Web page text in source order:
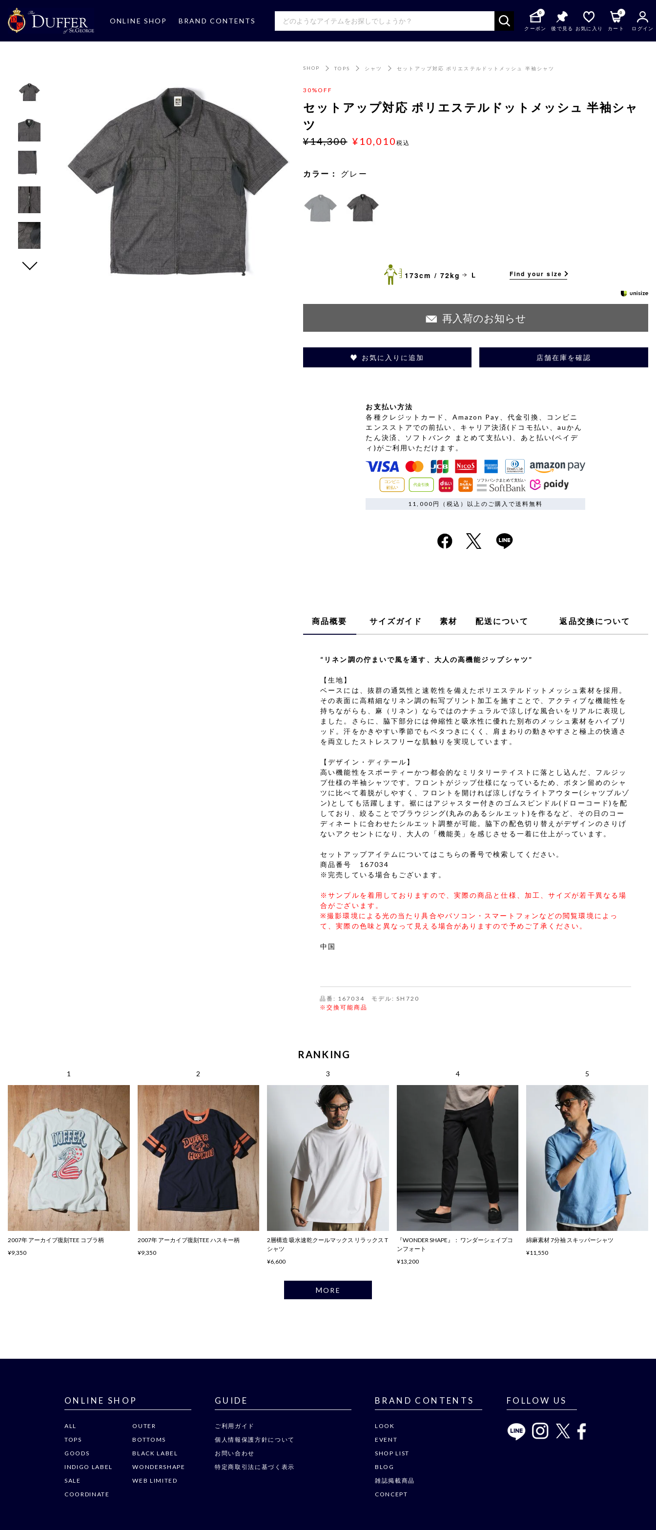
ONLINE SHOP BRAND CONTENTS
0
クーポン 後で見る お気に入り
0
カート ログイン
SHOP TOPS シャツ セットアップ対応 ポリエステルドットメッシュ 半袖シャツ
30%OFF
セットアップ対応 ポリエステルドットメッシュ 半袖シャ
ツ
¥14,300 ¥10,010税込
カラー： グレー
173cm / 72kg L Find your size
再入荷のお知らせ
お気に入りに追加 店舗在庫を確認
お支払い方法
各種クレジットカード、Amazon Pay、代金引換、コンビニ
エンスストアでの前払い、キャリア決済(ドコモ払い、auかん
たん決済、ソフトバンク まとめて支払い)、あと払い(ペイデ
ィ)がご利用いただけます。
11,000円（税込）以上のご購入で送料無料
商品概要 サイズガイド 素材 配送について 返品交換について
“リネン調の佇まいで風を通す、大人の高機能ジップシャツ”
【生地】
ベースには、抜群の通気性と速乾性を備えたポリエステルドットメッシュ素材を採用。
その表面に高精細なリネン調の転写プリント加工を施すことで、アクティブな機能性を
持ちながらも、麻（リネン）ならではのナチュラルで涼しげな風合いをリアルに表現し
ました。さらに、脇下部分には伸縮性と吸水性に優れた別布のメッシュ素材をハイブリ
ッド。汗をかきやすい季節でもベタつきにくく、肩まわりの動きやすさと極上の快適さ
を両立したストレスフリーな肌触りを実現しています。
【デザイン・ディテール】
高い機能性をスポーティーかつ都会的なミリタリーテイストに落とし込んだ、フルジッ
プ仕様の半袖シャツです。フロントがジップ仕様になっているため、ボタン留めのシャ
ツに比べて着脱がしやすく、フロントを開ければ涼しげなライトアウター(シャツブルゾ
ン)としても活躍します。裾にはアジャスター付きのゴムスピンドル(ドローコード)を配
しており、絞ることでブラウジング(丸みのあるシルエット)を作るなど、その日のコー
ディネートに合わせたシルエット調整が可能。脇下の配色切り替えがデザインのさりげ
ないアクセントになり、大人の「機能美」を感じさせる一着に仕上がっています。
セットアップアイテムについてはこちらの番号で検索してください。
商品番号 167034
※完売している場合もございます。
※サンプルを着用しておりますので、実際の商品と仕様、加工、サイズが若干異なる場
合がございます。
※撮影環境による光の当たり具合やパソコン・スマートフォンなどの閲覧環境によっ
て、実際の色味と異なって見える場合がありますので予めご了承ください。
中国
品番: 167034 モデル: SH720
※交換可能商品
RANKING
2007年 アーカイブ復刻TEE コブラ柄
¥9,350
2007年 アーカイブ復刻TEE ハスキー柄
¥9,350
2層構造 吸水速乾クールマックス リラックス T
シャツ
¥6,600
『WONDER SHAPE』： ワンダーシェイプコ
ンフォート
¥13,200
綿麻素材 7分袖 スキッパーシャツ
¥11,550
MORE
ONLINE SHOP
ALL
OUTER
TOPS
BOTTOMS
GOODS
BLACK LABEL
INDIGO LABEL
WONDERSHAPE
SALE
WEB LIMITED
COORDINATE
GUIDE
ご利用ガイド
個人情報保護方針について
お問い合わせ
特定商取引法に基づく表示
BRAND CONTENTS
LOOK
EVENT
SHOP LIST
BLOG
雑誌掲載商品
CONCEPT
FOLLOW US